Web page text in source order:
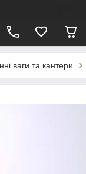
ваги та кантери